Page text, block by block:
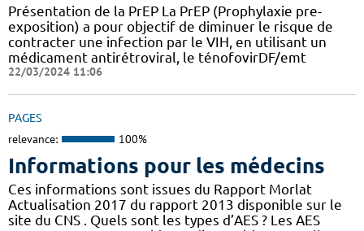
Présentation de la PrEP La PrEP (Prophylaxie pre-
exposition) a pour objectif de diminuer le risque de
contracter une infection par le VIH, en utilisant un
médicament antirétroviral, le ténofovirDF/emt
22/03/2024 11:06
PAGES
relevance: 100%
Informations pour les médecins
Ces informations sont issues du Rapport Morlat
Actualisation 2017 du rapport 2013 disponible sur le
site du CNS . Quels sont les types d’AES ? Les AES